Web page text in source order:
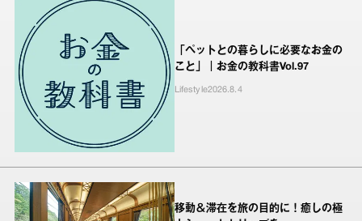
「ペットとの暮らしに必要なお金の
こと」｜お金の教科書Vol.97
Lifestyle2026.8.4
移動＆滞在を旅の目的に！癒しの極